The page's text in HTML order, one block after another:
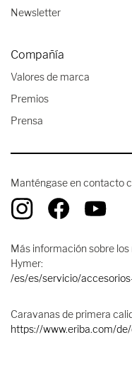
Newsletter
Compañía
Valores de marca
Premios
Prensa
Manténgase en contacto
Más información sobre
Hymer:
/es/es/servicio/
Caravanas de primera
https://www.eriba.com/